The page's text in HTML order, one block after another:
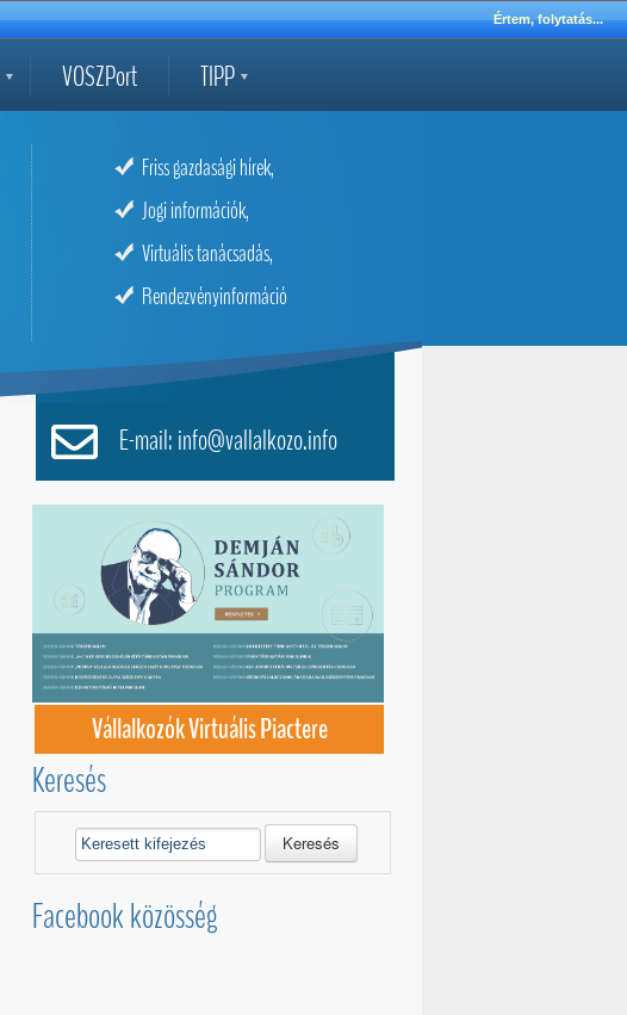
Értem, folytatás...
VOSZPort TIPP
Friss gazdasági hírek,
Jogi információk,
Virtuális tanácsadás,
Rendezvényinformáció
E-mail: info@vallalkozo.info
Vállalkozók Virtuális Piactere
Keresés
Keresés
Facebook közösség